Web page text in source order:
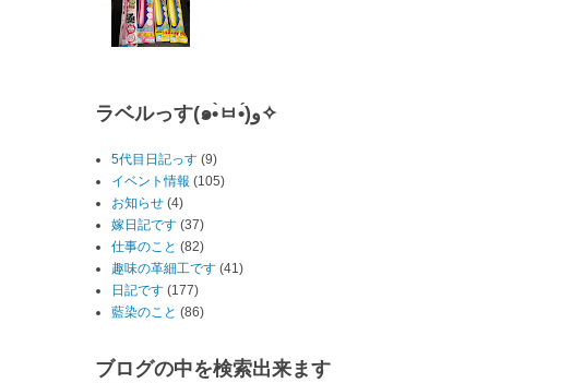
ラベルっす(๑•̀ㅂ•́)و✧
5代目日記っす (9)
イベント情報 (105)
お知らせ (4)
嫁日記です (37)
仕事のこと (82)
趣味の革細工です (41)
日記です (177)
藍染のこと (86)
ブログの中を検索出来ます